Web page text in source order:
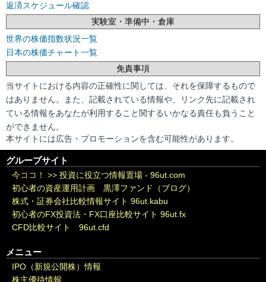
返済スケジュール確認
実験室・準備中・倉庫
世界の株価指数状況一覧
日本の株価チャート一覧
免責事項
当サイトにおける内容の正確性に関しては、それを保障するもので
はありません。また、記載されている情報や、リンク先に記載され
ている情報をあなたが利用すること関するいかなる責任も負うこと
ができません。
本サイトには広告・プロモーションを含む可能性があります。
グループサイト
今ココ！ >> 投資に役立つ情報置場 - 96ut.com
初心者の資産運用計画 黒澤ファンド（ブログ）
株式・証券会社比較情報サイト 96ut.kabu
初心者のFX投資法・FX口座比較サイト 96ut.fx
CFD比較サイト 96ut.cfd
メニュー
IPO（新規公開株）情報
株主優待情報